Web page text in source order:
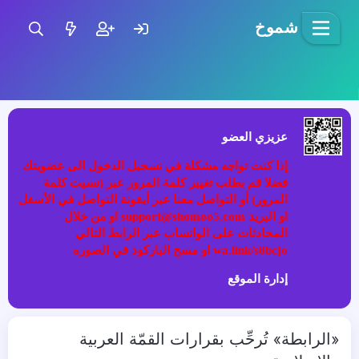
شموخ
عزيزي العضو
إذا كنت تواجه مشكلة في تسجيل الدخول الى عضويتك
فضلا قم بطلب تغيير كلمة المرور عبر (نسيت كلمة
المرور) أو التواصل معنا عبر أيقونة التواصل في الأسفل
او البريد support@shomoo5.com او من خلال
المحادثات على الواتساب عبر الرابط التالي
wa.link/s8bcjo او مسح الباركود في الصوره
إدارة الموقع
«الرابطة» تُرحِّب بقرارات القمّة العربية